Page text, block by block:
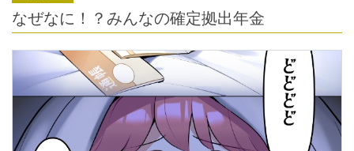
なぜなに！？みんなの確定拠出年金